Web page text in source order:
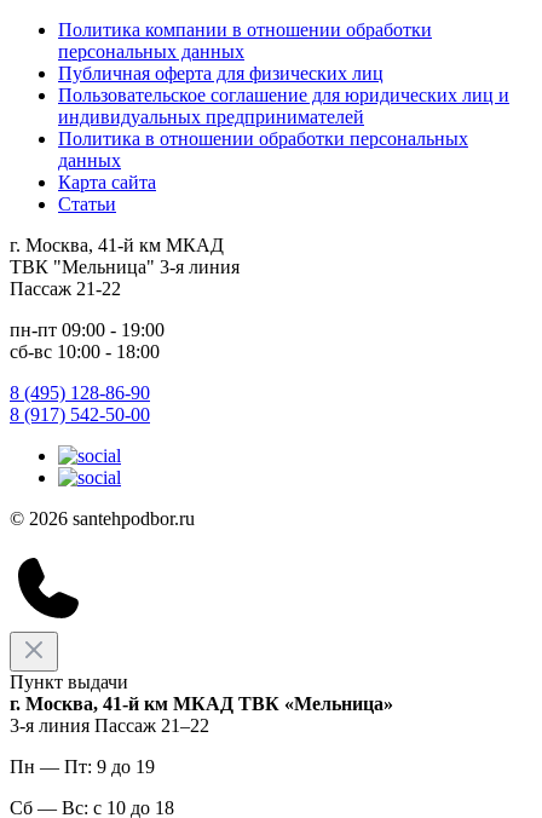
Политика компании в отношении обработки
персональных данных
Публичная оферта для физических лиц
Пользовательское соглашение для юридических лиц и
индивидуальных предпринимателей
Политика в отношении обработки персональных
данных
Карта сайта
Статьи
г. Москва, 41-й км МКАД
ТВК "Мельница" 3-я линия
Пассаж 21-22
пн-пт 09:00 - 19:00
сб-вс 10:00 - 18:00
8 (495) 128-86-90
8 (917) 542-50-00
© 2026 santehpodbor.ru
Пункт выдачи
г. Москва, 41-й км МКАД ТВК «Мельница»
3-я линия Пассаж 21–22
Пн — Пт: 9 до 19
Сб — Вс: с 10 до 18